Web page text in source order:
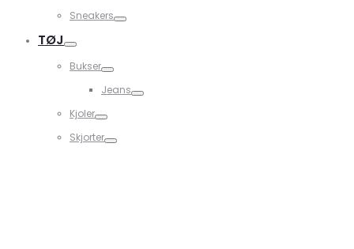
Sneakers
TØJ
Bukser
Jeans
Kjoler
Skjorter